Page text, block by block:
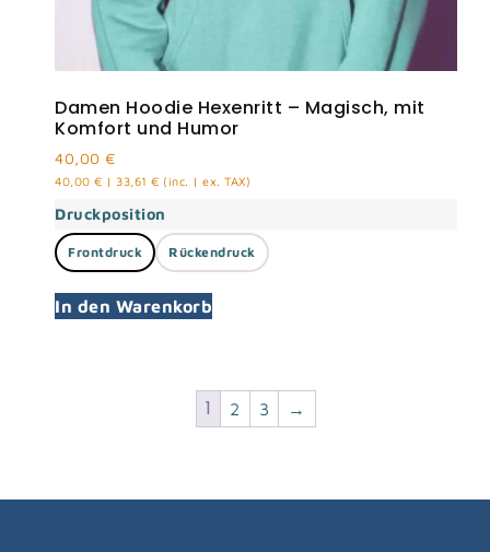
Damen Hoodie Hexenritt – Magisch, mit
Komfort und Humor
40,00 €
40,00 € | 33,61 € (inc. | ex. TAX)
Druckposition
Frontdruck Rückendruck
In den Warenkorb
1 2 3 →